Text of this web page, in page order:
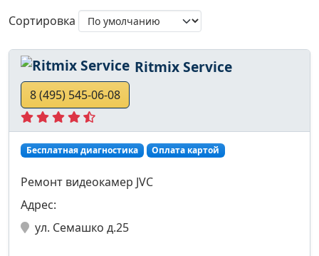
Сортировка
Ritmix Service
8 (495) 545-06-08
Бесплатная диагностика Оплата картой
Ремонт видеокамер JVC
Адрес:
ул. Семашко д.25